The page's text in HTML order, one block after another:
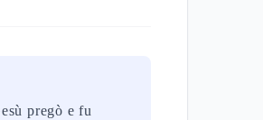
pregò e fu